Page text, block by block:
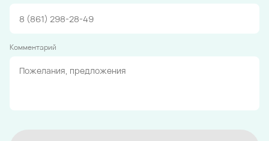
Комментарий